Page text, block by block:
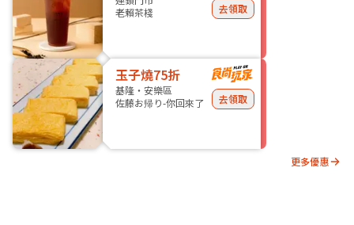
老賴茶棧
去領取
玉子燒75折
基隆・安樂區
佐藤お帰り-你回來了
去領取
更多優惠